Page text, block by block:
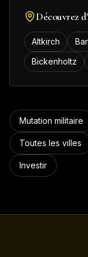
Découvrez
Altkirch
Bickenholtz
Mutation militaire
Toutes les villes
Investir